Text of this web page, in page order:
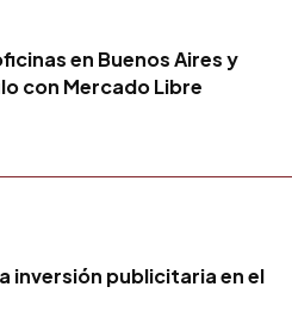
en Buenos Aires y
con Mercado Libre
inversión publicitaria en el